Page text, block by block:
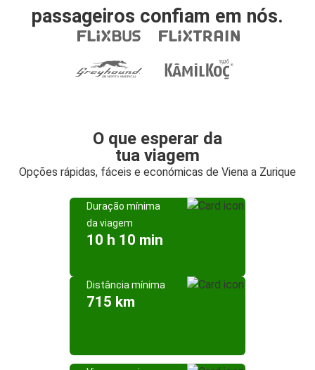
passageiros confiam em nós.
O que esperar da
tua viagem
Opções rápidas, fáceis e económicas de Viena a Zurique
Duração mínima
da viagem
10 h 10 min
Distância mínima
715 km